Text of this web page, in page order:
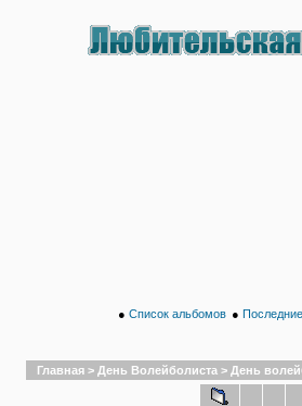
● Список альбомов ●
Главная > День Волейболиста > День